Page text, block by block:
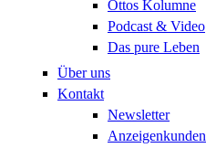
Ottos Kolumne
Podcast & Video
Das pure Leben
Über uns
Kontakt
Newsletter
Anzeigenkunden